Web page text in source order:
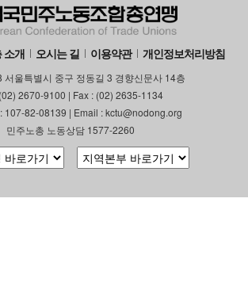
소개 오시는 길 이용약관 개인정보처리방침
서울특별시 중구 정동길 3 경향신문사 14층
2670-9100 | Fax : (02) 2635-1134
107-82-08139 | Email : kctu@nodong.org
민주노총 노동상담 1577-2260